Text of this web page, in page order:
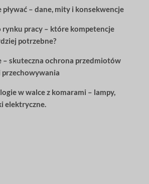
– dane, mity i konsekwencje
rynku pracy – które kompetencje
potrzebne?
– skuteczna ochrona przedmiotów
w walce z komarami – lampy,
elektryczne.